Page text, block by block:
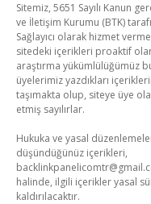
Sitemiz, 5651 Sayılı Kanun
ve İletişim Kurumu (BTK)
Sağlayıcı olarak hizmet
sitedeki içerikleri proaktif
araştırma yükümlülüğümüz
üyelerimiz yazdıkları
taşımakta olup, siteye üye
etmiş sayılırlar.
Hukuka ve yasal
düşündüğünüz içerikleri,
halinde, ilgili içerikler yasal
kaldırılacaktır.